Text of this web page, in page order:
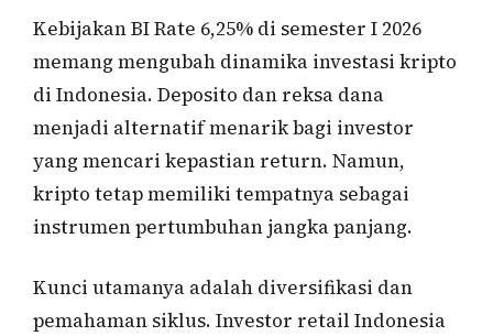
Kebijakan BI Rate 6,25% di semester I 2026
memang mengubah dinamika investasi kripto
di Indonesia. Deposito dan reksa dana
menjadi alternatif menarik bagi investor
yang mencari kepastian return. Namun,
kripto tetap memiliki tempatnya sebagai
instrumen pertumbuhan jangka panjang.
Kunci utamanya adalah diversifikasi dan
pemahaman siklus. Investor retail Indonesia